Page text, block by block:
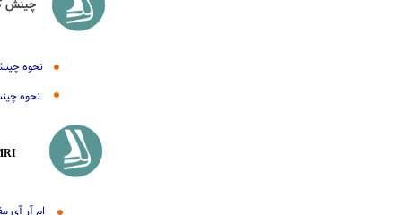
نحوه
نحوه
چينش
ام آر آي